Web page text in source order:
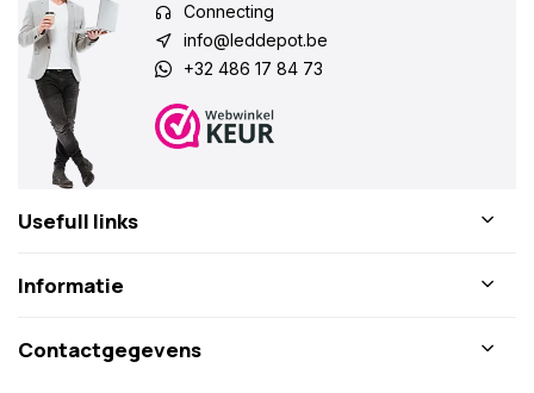
Connecting
info@leddepot.be
+32 486 17 84 73
Usefull links
Informatie
Contactgegevens